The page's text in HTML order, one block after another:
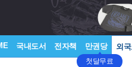
국내도서 전자책 만권당
첫달무료
외